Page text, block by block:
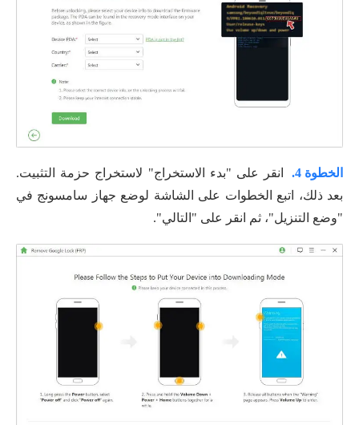
الخطوة 4.
انقر على "بدء الاستخراج" لاستخراج حزمة التثبيت.
بعد ذلك، اتبع الخطوات على الشاشة لوضع جهاز سامسونج في
"وضع التنزيل"، ثم انقر على "التالي".